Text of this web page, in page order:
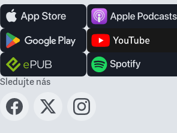
Sledujte nás